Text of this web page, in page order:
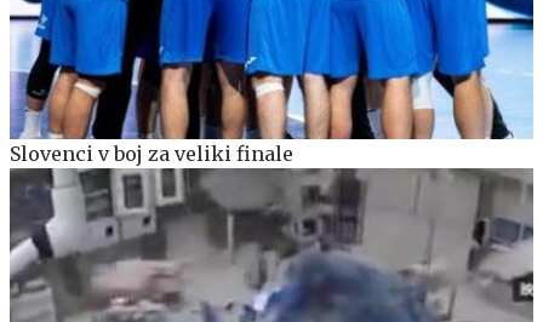
Slovenci v boj za veliki finale